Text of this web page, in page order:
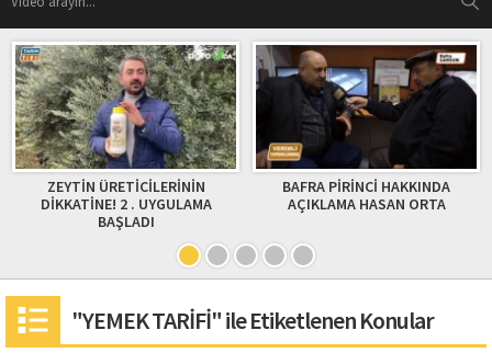
ÜRETİCİLERİNİN
2 . UYGULAMA
BAFRA PİRİNCİ HAKKINDA
AÇIKLAMA HASAN ORTA
ANTALYA
"YEMEK TARİFİ" ile Etiketlenen Konular